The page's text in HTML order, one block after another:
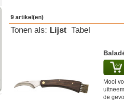
9 artikel(en)
Tonen als: Lijst Tabel
Mooi
de